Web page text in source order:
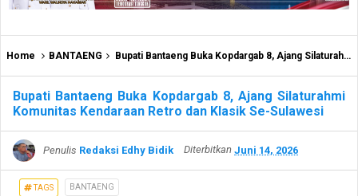
Home BANTAENG Bupati Bantaeng Buka Kopdargab 8, Ajang Silaturahmi Komunitas Kendaraan Retro dan Klasik Se-Sulawesi
Bupati Bantaeng Buka Kopdargab 8, Ajang Silaturahmi
Komunitas Kendaraan Retro dan Klasik Se-Sulawesi
Penulis Redaksi Edhy Bidik Diterbitkan Juni 14, 2026
TAGS BANTAENG